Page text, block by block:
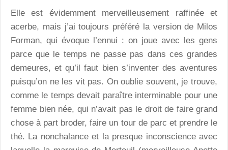
Elle est évidemment merveilleusement raffinée et
acerbe, mais j’ai toujours préféré la version de Milos
Forman, qui évoque l’ennui : on joue avec les gens
parce que le temps ne passe pas dans ces grandes
demeures, et qu’il faut bien s’inventer des aventures
puisqu’on ne les vit pas. On oublie souvent, je trouve,
comme le temps devait paraître interminable pour une
femme bien née, qui n’avait pas le droit de faire grand
chose à part broder, faire un tour de parc et prendre le
thé. La nonchalance et la presque inconscience avec